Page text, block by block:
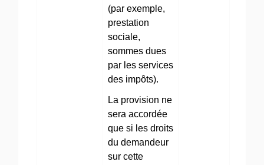
(par exemple,
prestation
sociale,
sommes dues
par les services
des impôts).
La provision ne
sera accordée
que si les droits
du demandeur
sur cette